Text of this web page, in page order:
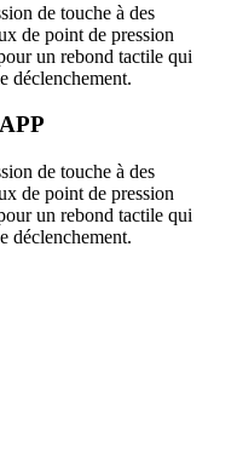
de touche à des
de point de pression
un rebond tactile qui
déclenchement.
de touche à des
de point de pression
un rebond tactile qui
déclenchement.